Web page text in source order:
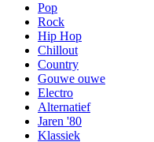
Pop
Rock
Hip Hop
Chillout
Country
Gouwe ouwe
Electro
Alternatief
Jaren '80
Klassiek